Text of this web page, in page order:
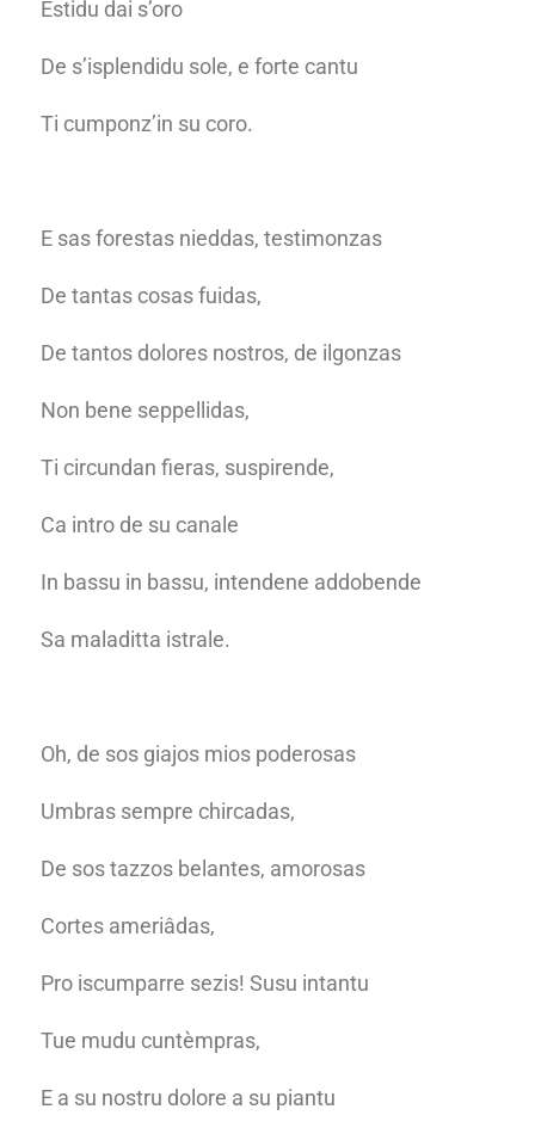
Estidu dai s’oro
De s’isplendidu sole, e forte cantu
Ti cumponz’in su coro.
E sas forestas nieddas, testimonzas
De tantas cosas fuidas,
De tantos dolores nostros, de ilgonzas
Non bene seppellidas,
Ti circundan fieras, suspirende,
Ca intro de su canale
In bassu in bassu, intendene addobende
Sa maladitta istrale.
Oh, de sos giajos mios poderosas
Umbras sempre chircadas,
De sos tazzos belantes, amorosas
Cortes ameriâdas,
Pro iscumparre sezis! Susu intantu
Tue mudu cuntèmpras,
E a su nostru dolore a su piantu